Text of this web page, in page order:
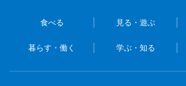
食べる 見る・遊ぶ
暮らす・働く 学ぶ・知る